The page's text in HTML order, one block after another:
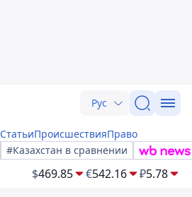
Рус
СтатьиПроисшествияПраво
#Казахстан в сравнении
$469.85 €542.16 ₽5.78